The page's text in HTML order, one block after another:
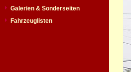
Galerien & Sonderseiten
Fahrzeuglisten